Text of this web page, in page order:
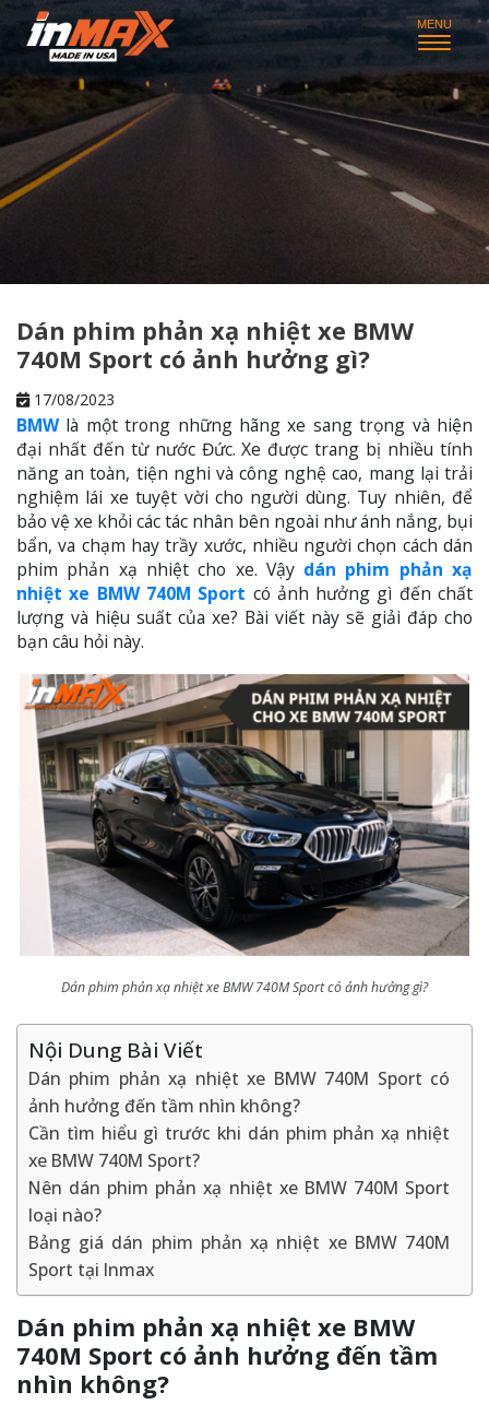
Dán phim phản xạ nhiệt xe BMW
740M Sport có ảnh hưởng gì?
17/08/2023
BMWlà một trong những hãng xe sang trọng và hiện
đại nhất đến từ nước Đức. Xe được trang bị nhiều tính
năng an toàn, tiện nghi và công nghệ cao, mang lại trải
nghiệm lái xe tuyệt vời cho người dùng. Tuy nhiên, để
bảo vệ xe khỏi các tác nhân bên ngoài như ánh nắng, bụi
bẩn, va chạm hay trầy xước, nhiều người chọn cách dán
phim phản xạ nhiệt cho xe. Vậy dán phim phản xạ
nhiệt xe BMW 740M Sport có ảnh hưởng gì đến chất
lượng và hiệu suất của xe? Bài viết này sẽ giải đáp cho
bạn câu hỏi này.
Dán phim phản xạ nhiệt xe BMW 740M Sport có ảnh hưởng gì?
Nội Dung Bài Viết
Dán phim phản xạ nhiệt xe BMW 740M Sport có
ảnh hưởng đến tầm nhìn không?
Cần tìm hiểu gì trước khi dán phim phản xạ nhiệt
xe BMW 740M Sport?
Nên dán phim phản xạ nhiệt xe BMW 740M Sport
loại nào?
Bảng giá dán phim phản xạ nhiệt xe BMW 740M
Sport tại Inmax
Dán phim phản xạ nhiệt xe BMW
740M Sport có ảnh hưởng đến tầm
nhìn không?